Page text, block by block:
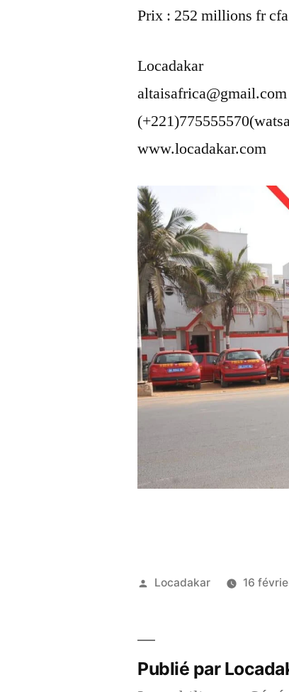
Prix : 252 millions fr cfa
Locadakar
altaisafrica@gmail.com
www.locadakar.com
Publié
Locadakar 16
Publié par